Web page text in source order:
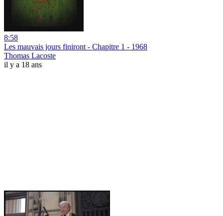
8:58
Les mauvais jours finiront - Chapitre 1 - 1968
Thomas Lacoste
il y a 18 ans